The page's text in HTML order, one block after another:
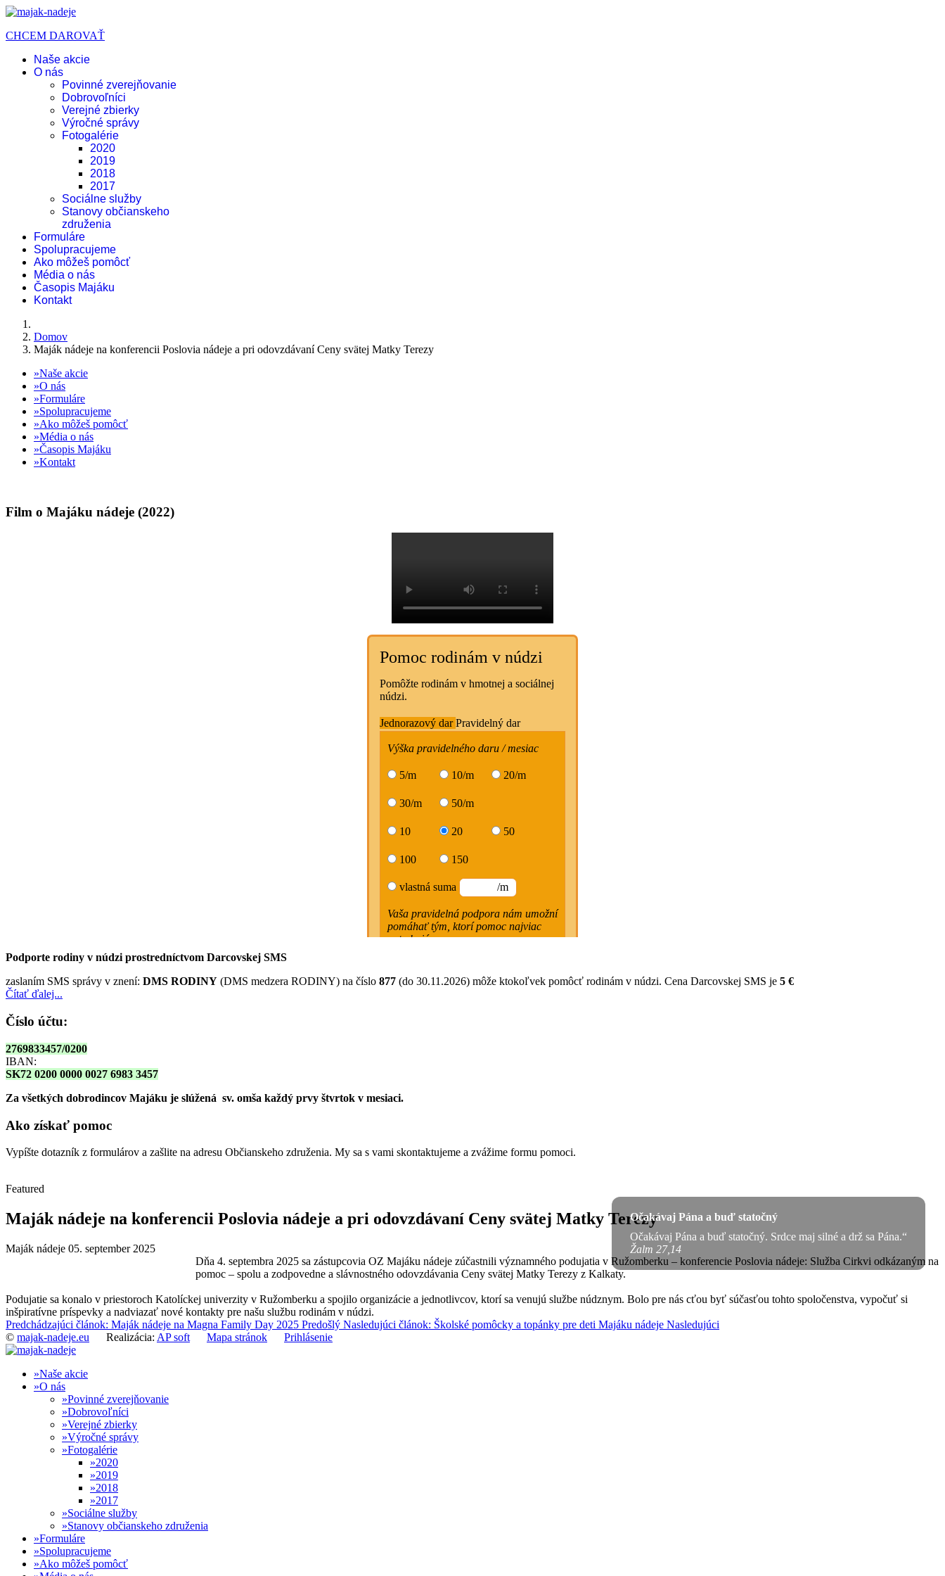
CHCEM DAROVAŤ
Naše akcie
O nás
Povinné zverejňovanie
Dobrovoľníci
Verejné zbierky
Výročné správy
Fotogalérie
2020
2019
2018
2017
Sociálne služby
Stanovy občianskeho
združenia
Formuláre
Spolupracujeme
Ako môžeš pomôcť
Média o nás
Časopis Majáku
Kontakt
Domov
Maják nádeje na konferencii Poslovia nádeje a pri odovzdávaní Ceny svätej Matky Terezy
Naše akcie
O nás
Formuláre
Spolupracujeme
Ako môžeš pomôcť
Média o nás
Časopis Majáku
Kontakt
Film o Majáku nádeje (2022)
Podporte rodiny v núdzi prostredníctvom Darcovskej SMS
zaslaním SMS správy v znení: DMS RODINY (DMS medzera RODINY) na číslo 877 (do 30.11.2026) môže ktokoľvek pomôcť rodinám v núdzi. Cena Darcovskej SMS je 5 €
Čítať ďalej...
Číslo účtu:
2769833457/0200
IBAN:
SK72 0200 0000 0027 6983 3457
Za všetkých dobrodincov Majáku je slúžená sv. omša každý prvy štvrtok v mesiaci.
Ako získať pomoc
Vypíšte dotazník z formulárov a zašlite na adresu Občianskeho združenia. My sa s vami skontaktujeme a zvážime formu pomoci.
Očakávaj Pána a buď statočný
Očakávaj Pána a buď statočný. Srdce maj silné a drž sa Pána.“
Žalm 27,14
Featured
Maják nádeje na konferencii Poslovia nádeje a pri odovzdávaní Ceny svätej Matky Terezy
Maják nádeje 05. september 2025
Dňa 4. septembra 2025 sa zástupcovia OZ Majáku nádeje zúčastnili významného podujatia v Ružomberku – konferencie Poslovia nádeje: Služba Cirkvi odkázaným na
pomoc – spolu a zodpovedne a slávnostného odovzdávania Ceny svätej Matky Terezy z Kalkaty.
Podujatie sa konalo v priestoroch Katolíckej univerzity v Ružomberku a spojilo organizácie a jednotlivcov, ktorí sa venujú službe núdznym. Bolo pre nás cťou byť súčasťou tohto spoločenstva, vypočuť si
inšpiratívne príspevky a nadviazať nové kontakty pre našu službu rodinám v núdzi.
Predchádzajúci článok: Maják nádeje na Magna Family Day 2025 Predošlý Nasledujúci článok: Školské pomôcky a topánky pre deti Majáku nádeje Nasledujúci
© majak-nadeje.eu Realizácia: AP soft Mapa stránok Prihlásenie
Naše akcie
O nás
Povinné zverejňovanie
Dobrovoľníci
Verejné zbierky
Výročné správy
Fotogalérie
2020
2019
2018
2017
Sociálne služby
Stanovy občianskeho združenia
Formuláre
Spolupracujeme
Ako môžeš pomôcť